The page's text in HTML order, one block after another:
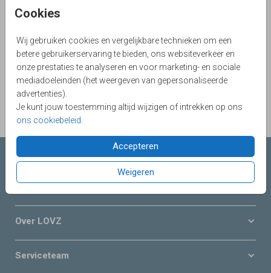
Cookies
Wij gebruiken cookies en vergelijkbare technieken om een
betere gebruikerservaring te bieden, ons websiteverkeer en
onze prestaties te analyseren en voor marketing- en sociale
mediadoeleinden (het weergeven van gepersonaliseerde
advertenties).
Je kunt jouw toestemming altijd wijzigen of intrekken op ons
ons cookiebeleid
Accepteren
Weigeren
Aantal
OMSCHRIJVING
Roestbruin met gouden inlay 12 x 18
Prijs:€ 0,75 per 1
Collecties LOVZ
Over LOVZ
Serviceteam